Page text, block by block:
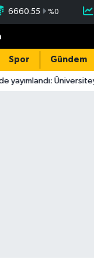
6660.55 %0
Spor Gündem